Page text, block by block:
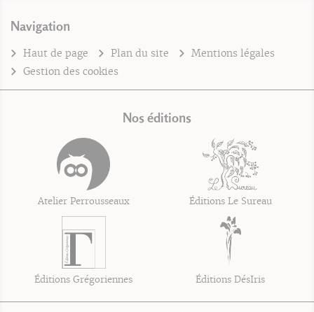
Navigation
Haut de page Plan du site
Mentions légales
Gestion des cookies
Nos éditions
Atelier Perrousseaux Éditions Le Sureau
Éditions Grégoriennes Éditions DésIris